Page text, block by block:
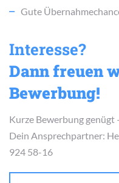
Gute
Interesse?
Dann freuen
Bewerbung!
Kurze Bewerbung genügt
Dein Ansprechpartner:
924 58-16